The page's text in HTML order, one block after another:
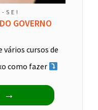
SE!
GOVERNO
vários cursos de
como fazer